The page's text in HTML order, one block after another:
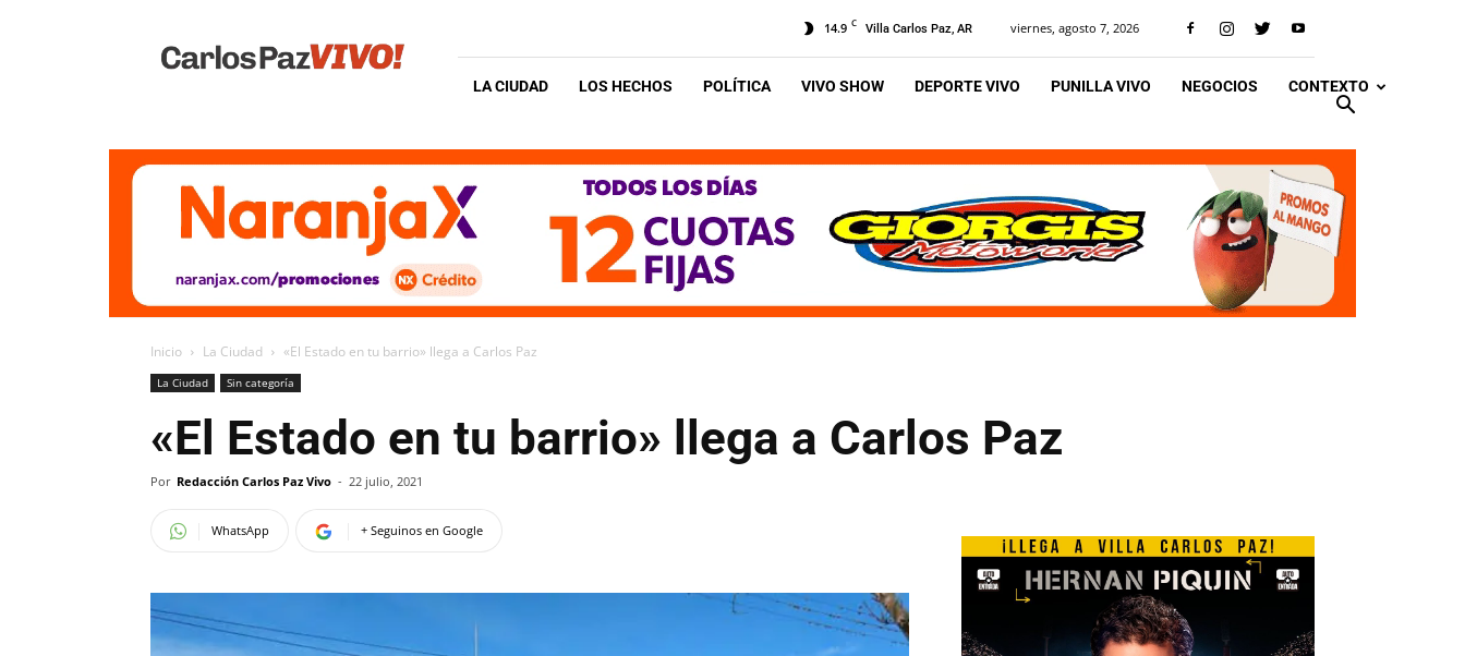
Vivo
14.9 C Villa Carlos Paz, AR viernes, agosto 7, 2026
LA CIUDAD LOS HECHOS POLÍTICA VIVO SHOW DEPORTE VIVO PUNILLA VIVO NEGOCIOS CONTEXTO
Inicio La Ciudad «El Estado en tu barrio» llega a Carlos Paz
La Ciudad Sin categoría
«El Estado en tu barrio» llega a Carlos Paz
Por Redacción Carlos Paz Vivo - 22 julio, 2021
WhatsApp + Seguinos en Google